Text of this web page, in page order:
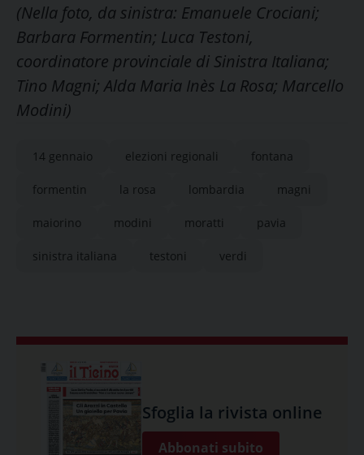
(Nella foto, da sinistra: Emanuele Crociani;
Barbara Formentin; Luca Testoni,
coordinatore provinciale di Sinistra Italiana;
Tino Magni; Alda Maria Inès La Rosa; Marcello
Modini)
14 gennaio elezioni regionali fontana
formentin la rosa lombardia magni
maiorino modini moratti pavia
sinistra italiana testoni verdi
Sfoglia la rivista online
Abbonati subito